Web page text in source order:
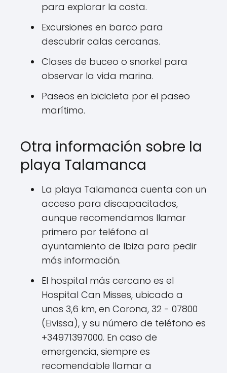
para explorar la costa.
Excursiones en barco para
descubrir calas cercanas.
Clases de buceo o snorkel para
observar la vida marina.
Paseos en bicicleta por el paseo
marítimo.
Otra información sobre la
playa Talamanca
La playa Talamanca cuenta con un
acceso para discapacitados,
aunque recomendamos llamar
primero por teléfono al
ayuntamiento de Ibiza para pedir
más información.
El hospital más cercano es el
Hospital Can Misses, ubicado a
unos 3,6 km, en Corona, 32 - 07800
(Eivissa), y su número de teléfono es
+34971397000. En caso de
emergencia, siempre es
recomendable llamar a